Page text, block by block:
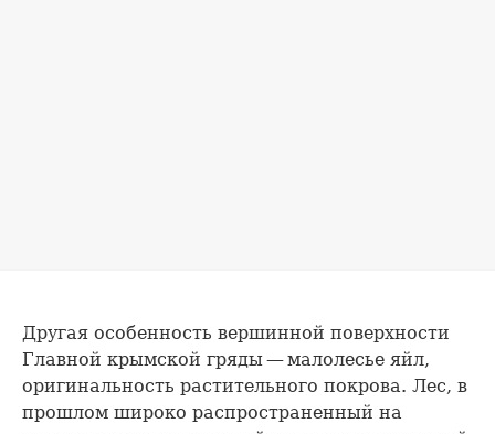
Другая особенность вершинной поверхности
Главной крымской гряды — малолесье яйл,
оригинальность растительного покрова. Лес, в
прошлом широко распространенный на